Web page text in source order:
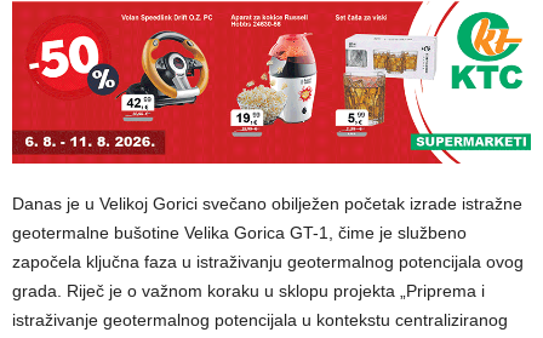
Danas je u Velikoj Gorici svečano obilježen početak izrade istražne
geotermalne bušotine Velika Gorica GT-1, čime je službeno
započela ključna faza u istraživanju geotermalnog potencijala ovog
grada. Riječ je o važnom koraku u sklopu projekta „Priprema i
istraživanje geotermalnog potencijala u kontekstu centraliziranog